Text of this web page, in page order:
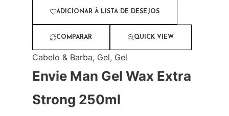
ADICIONAR À LISTA DE DESEJOS
COMPARAR QUICK VIEW
Cabelo & Barba, Gel, Gel
Envie Man Gel Wax Extra
Strong 250ml